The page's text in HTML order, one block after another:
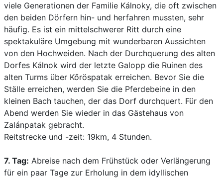
viele Generationen der Familie Kálnoky, die oft zwischen
den beiden Dörfern hin- und herfahren mussten, sehr
häufig. Es ist ein mittelschwerer Ritt durch eine
spektakuläre Umgebung mit wunderbaren Aussichten
von den Hochweiden. Nach der Durchquerung des alten
Dorfes Kálnok wird der letzte Galopp die Ruinen des
alten Turms über Kőröspatak erreichen. Bevor Sie die
Ställe erreichen, werden Sie die Pferdebeine in den
kleinen Bach tauchen, der das Dorf durchquert. Für den
Abend werden Sie wieder in das Gästehaus von
Zalánpatak gebracht.
Reitstrecke und -zeit: 19km, 4 Stunden.
7. Tag: Abreise nach dem Frühstück oder Verlängerung
für ein paar Tage zur Erholung in dem idyllischen